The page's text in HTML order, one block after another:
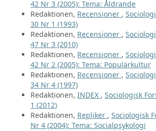
42 Nr 3 (2005): Tema: Åldrande
Redaktionen, Recensioner ,
30 Nr 1 (1993)
Redaktionen, Recensioner ,
47 Nr 3 (2010)
Redaktionen, Recensioner ,
42 Nr 2 (2005): Tema: Populärkultur
Redaktionen, Recensioner ,
34 Nr 4 (1997)
Redaktionen, INDEX , Sociologisk
1 (2012)
Redaktionen, Repliker , Sociologisk
Nr 4 (2004): Tema: Socialpsykologi